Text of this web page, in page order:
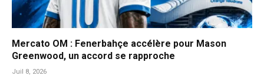
Mercato OM : Fenerbahçe accélère pour Mason
Greenwood, un accord se rapproche
Juil 8, 2026